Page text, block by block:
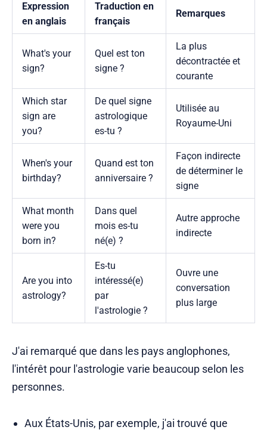
Expression
en anglais
Traduction en
français
Remarques
What's your
sign?
Quel est ton
signe ?
La plus
décontractée et
courante
Which star
sign are
you?
De quel signe
astrologique
es-tu ?
Utilisée au
Royaume-Uni
When's your
birthday?
Quand est ton
anniversaire ?
Façon indirecte
de déterminer le
signe
What month
were you
born in?
Dans quel
mois es-tu
né(e) ?
Autre approche
indirecte
Are you into
astrology?
Es-tu
intéressé(e)
par
l'astrologie ?
Ouvre une
conversation
plus large
J'ai remarqué que dans les pays anglophones,
l'intérêt pour l'astrologie varie beaucoup selon les
personnes.
Aux États-Unis, par exemple, j'ai trouvé que